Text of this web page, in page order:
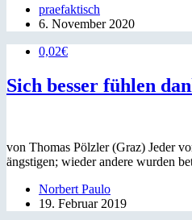
praefaktisch
6. November 2020
0,02€
Sich besser fühlen
von Thomas Pölzler (Graz) Jeder
ängstigen; wieder andere wurden
Norbert Paulo
19. Februar 2019